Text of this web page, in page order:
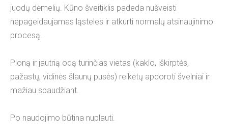
juodų dėmelių. Kūno šveitiklis padeda nušveisti
nepageidaujamas ląsteles ir atkurti normalų atsinaujinimo
procesą.
Ploną ir jautrią odą turinčias vietas (kaklo, iškirptės,
pažastų, vidinės šlaunų pusės) reikėtų apdoroti švelniai ir
mažiau spaudžiant.
Po naudojimo būtina nuplauti.